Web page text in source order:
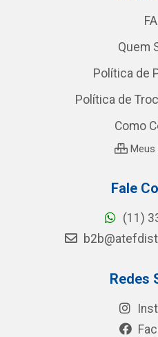
Quem
Política de
Política de
Como
Meus
Fale
(11)
Redes